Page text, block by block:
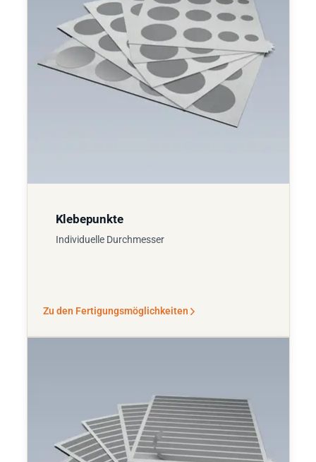
Klebepunkte
Individuelle Durchmesser
Zu den Fertigungsmöglichkeiten